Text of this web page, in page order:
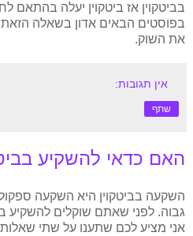
בביטקוין אז ביטקוין יעלה בהתאם
בפוסטים הבאים אדון בשאלה
את השוק.
אין תגובות:
שתף
האם כדאי להשקיע
השקעה בביטקוין היא השקעה
גבוה. לפני שאתם שוקלים להשקיע ב
אני מציע לכם שתענו על שתי